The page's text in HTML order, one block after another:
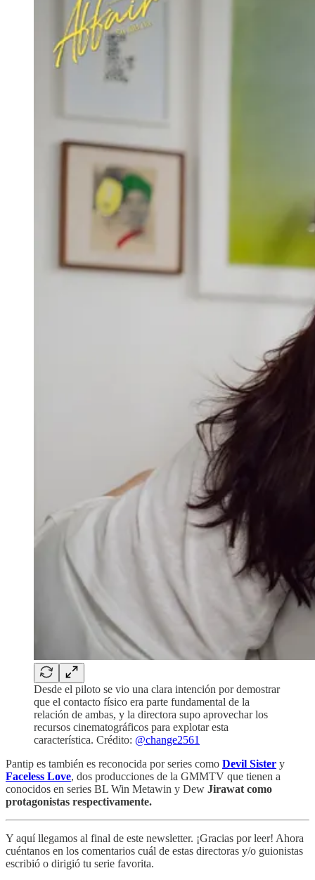
Desde el piloto se vio una clara intención por demostrar
que el contacto físico era parte fundamental de la
relación de ambas, y la directora supo aprovechar los
recursos cinematográficos para explotar esta
característica. Crédito: @change2561
Pantip es también es reconocida por series como Devil Sister y
Faceless Love, dos producciones de la GMMTV que tienen a
conocidos en series BL Win Metawin y Dew Jirawat como
protagonistas respectivamente.
Y aquí llegamos al final de este newsletter. ¡Gracias por leer! Ahora
cuéntanos en los comentarios cuál de estas directoras y/o guionistas
escribió o dirigió tu serie favorita.